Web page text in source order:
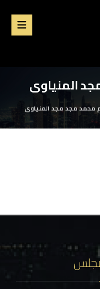
المنياوى
محمد مجد مجد المنياوى